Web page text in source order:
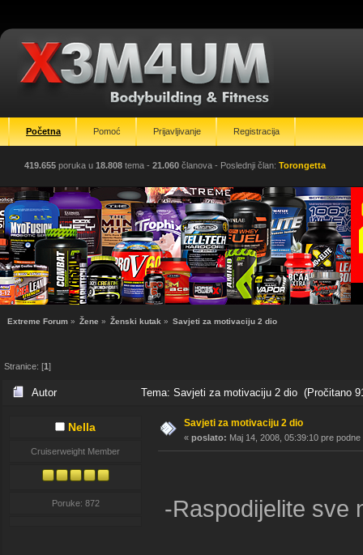
Početna Pomoć Prijavljivanje Registracija
419.655 poruka u 18.808 tema - 21.060 članova - Poslednji član: Torongetta
Extreme Forum » Žene » Ženski kutak » Savjeti za motivaciju 2 dio
Stranice: [1]
Autor Tema: Savjeti za motivaciju 2 dio (Pročitano
Nella
Cruiserweight Member
Poruke: 872
Savjeti za motivaciju 2 dio
« poslato: Maj 14, 2008, 05:39:10 pre podne
-Raspodijelite sve